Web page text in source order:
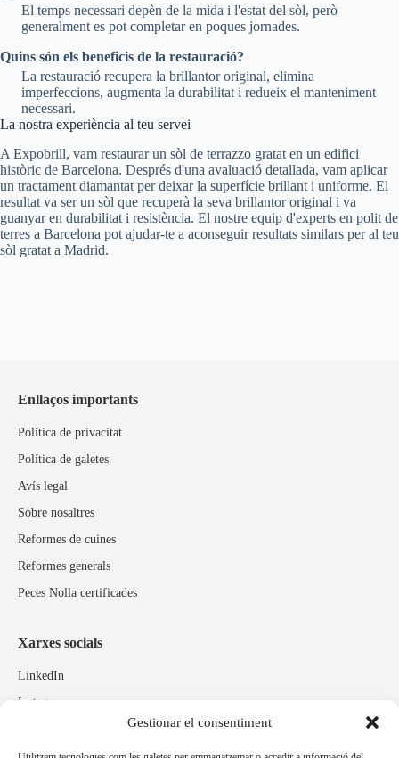
Gestionar el consentiment
El temps necessari depèn de la mida i l'estat del sòl, però
generalment es pot completar en poques jornades.
Quins són els beneficis de la restauració?
La restauració recupera la brillantor original, elimina
imperfeccions, augmenta la durabilitat i redueix el manteniment
necessari.
La nostra experiència al teu servei
A Expobrill, vam restaurar un sòl de terrazzo gratat en un edifici
històric de Barcelona. Després d'una avaluació detallada, vam aplicar
un tractament diamantat per deixar la superfície brillant i uniforme. El
resultat va ser un sòl que recuperà la seva brillantor original i va
guanyar en durabilitat i resistència. El nostre equip d'experts en polit de
terres a Barcelona pot ajudar-te a aconseguir resultats similars per al teu
sòl gratat a Madrid.
Enllaços importants
Política de privacitat
Política de galetes
Avís legal
Sobre nosaltres
Reformes de cuines
Reformes generals
Peces Nolla certificades
Xarxes socials
LinkedIn
Instagram